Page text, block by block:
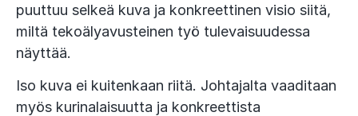
puuttuu selkeä kuva ja konkreettinen visio siitä,
miltä tekoälyavusteinen työ tulevaisuudessa
näyttää.
Iso kuva ei kuitenkaan riitä. Johtajalta vaaditaan
myös kurinalaisuutta ja konkreettista